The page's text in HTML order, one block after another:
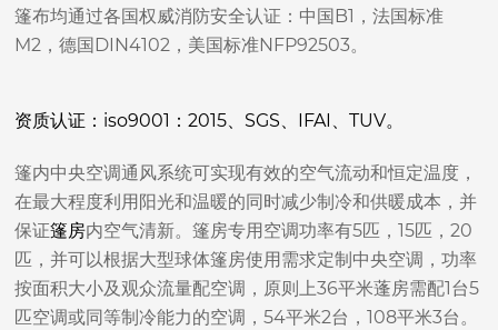
篷布均通过各国权威消防安全认证： 中国B1，法国标准
M2，德国DIN4102，美国标准NFP92503。
资质认证：iso9001：2015、SGS、IFAI、TUV。
篷内中央空调通风系统可实现有效的空气流动和恒定温度，
在最大程度利用阳光和温暖的同时减少制冷和供暖成本，并
保证篷房内空气清新。篷房专用空调功率有5匹，15匹，20
匹，并可以根据大型球体篷房使用需求定制中央空调，功率
按面积大小及观众流量配空调，原则上36平米蓬房需配1台5
匹空调或同等制冷能力的空调，54平米2台，108平米3台。